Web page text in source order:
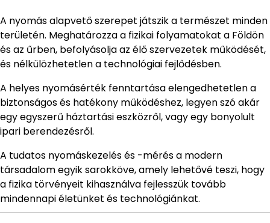
A nyomás alapvető szerepet játszik a természet minden
területén. Meghatározza a fizikai folyamatokat a Földön
és az űrben, befolyásolja az élő szervezetek működését,
és nélkülözhetetlen a technológiai fejlődésben.
A helyes nyomásérték fenntartása elengedhetetlen a
biztonságos és hatékony működéshez, legyen szó akár
egy egyszerű háztartási eszközről, vagy egy bonyolult
ipari berendezésről.
A tudatos nyomáskezelés és -mérés a modern
társadalom egyik sarokköve, amely lehetővé teszi, hogy
a fizika törvényeit kihasználva fejlesszük tovább
mindennapi életünket és technológiánkat.